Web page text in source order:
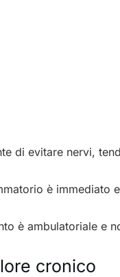
di evitare nervi,
è immediato
è ambulatoriale e
cronico